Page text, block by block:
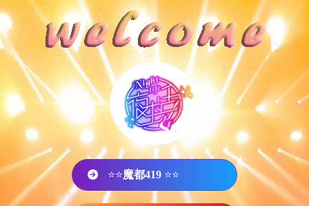
⭐⭐魔都419 ⭐⭐